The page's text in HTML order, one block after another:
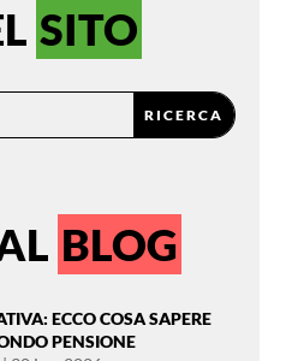
SITO
BLOG
ECCO COSA SAPERE
PENSIONE